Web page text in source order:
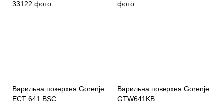
Варильна поверхня Gorenje
ECT 641 BSC
Варильна поверхня Gorenje
GTW641KB